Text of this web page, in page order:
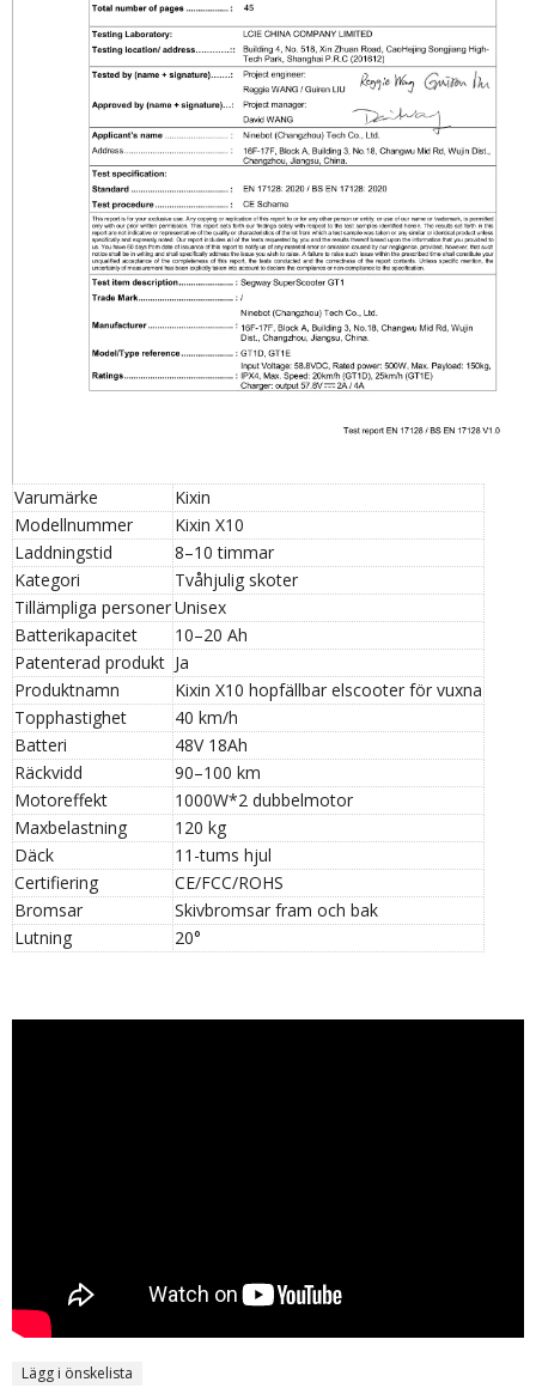
Varumärke
Kixin
Modellnummer
Kixin X10
Laddningstid
8–10 timmar
Kategori
Tvåhjulig skoter
Tillämpliga personerUnisex
Batterikapacitet
10–20 Ah
Patenterad produkt Ja
Produktnamn
Kixin X10 hopfällbar elscooter för vuxna
Topphastighet
40 km/h
Batteri
48V 18Ah
Räckvidd
90–100 km
Motoreffekt
1000W*2 dubbelmotor
Maxbelastning
120 kg
Däck
11-tums hjul
Certifiering
CE/FCC/ROHS
Bromsar
Skivbromsar fram och bak
Lutning
20°
Lägg i önskelista